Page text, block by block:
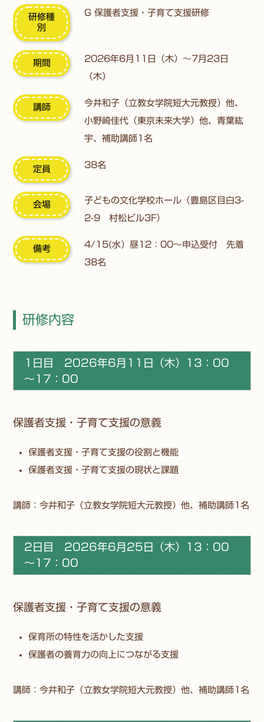
研修種
別
G 保護者支援・子育て支援研修
期間
2026年6月11日（木）～7月23日
（木）
講師
今井和子（立教女学院短大元教授）他、
小野崎佳代（東京未来大学）他、青葉紘
宇、補助講師1名
定員 38名
会場
子どもの文化学校ホール（豊島区目白3-
2-9 村松ビル3F）
備考
4/15(水）昼12：00～申込受付 先着
38名
研修内容
1日目 2026年6月11日（木）13：00
～17：00
保護者支援・子育て支援の意義
保護者支援・子育て支援の役割と機能
保護者支援・子育て支援の現状と課題
講師：今井和子（立教女学院短大元教授）他、補助講師1名
2日目 2026年6月25日（木）13：00
～17：00
保護者支援・子育て支援の意義
保育所の特性を活かした支援
保護者の養育力の向上につながる支援
講師：今井和子（立教女学院短大元教授）他、補助講師1名